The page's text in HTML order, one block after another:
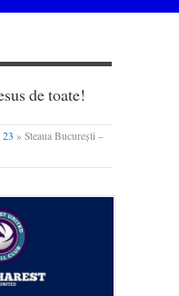
de toate!
23 » Steaua București –